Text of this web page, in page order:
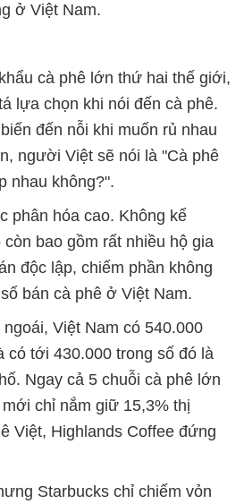
ở Việt Nam.
cà phê lớn thứ hai thế giới,
lựa chọn khi nói đến cà phê.
đến nỗi khi muốn rủ nhau
người Việt sẽ nói là "Cà phê
nhau không?".
phân hóa cao. Không kể
bao gồm rất nhiều hộ gia
độc lập, chiếm phần không
bán cà phê ở Việt Nam.
Việt Nam có 540.000
có tới 430.000 trong số đó là
Ngay cả 5 chuỗi cà phê lớn
chỉ nắm giữ 15,3% thị
Việt, Highlands Coffee đứng
Starbucks chỉ chiếm vỏn